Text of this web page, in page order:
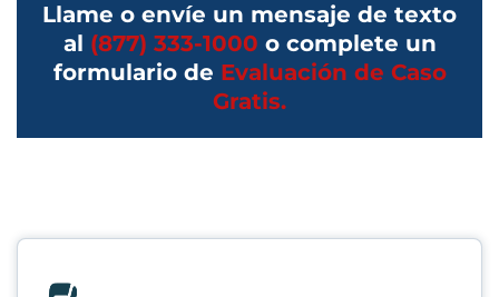
Llame o envíe un mensaje de texto
al (877) 333-1000 o complete un
formulario de Evaluación de Caso
Gratis.